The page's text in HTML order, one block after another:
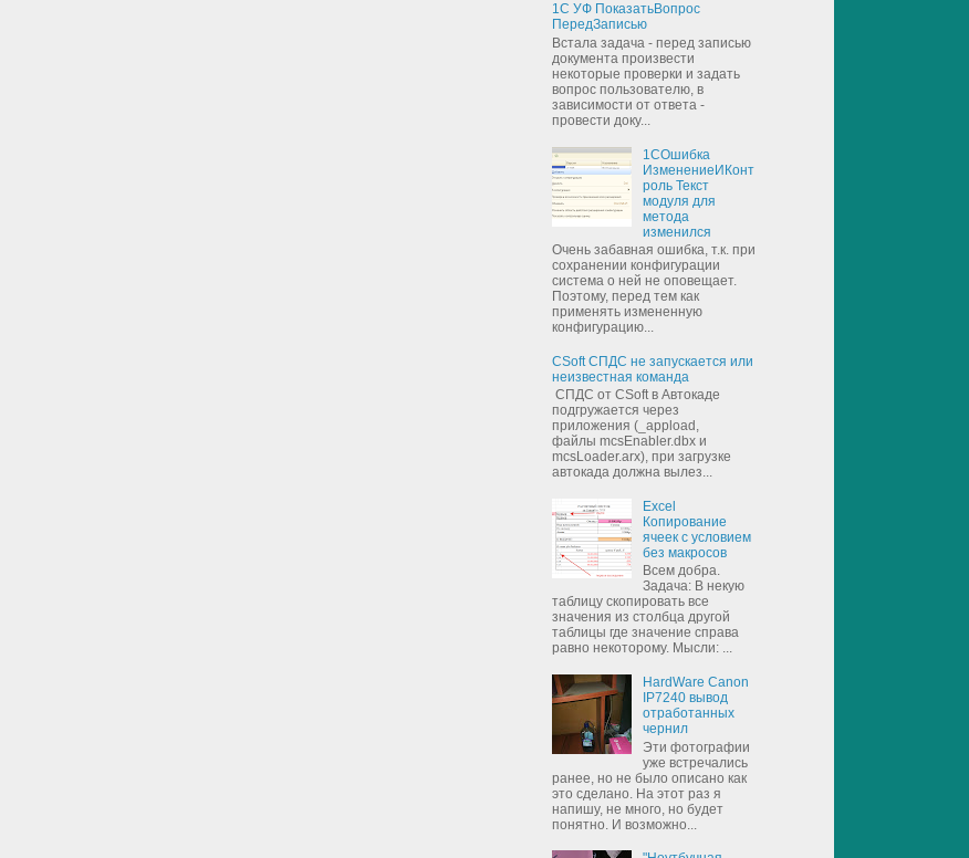
1С УФ ПоказатьВопрос
ПередЗаписью
Встала задача - перед записью
документа произвести
некоторые проверки и задать
вопрос пользователю, в
зависимости от ответа -
провести доку...
1СОшибка
ИзменениеИКонт
роль Текст
модуля для
метода
изменился
Очень забавная ошибка, т.к. при
сохранении конфигурации
система о ней не оповещает.
Поэтому, перед тем как
применять измененную
конфигурацию...
CSoft СПДС не запускается или
неизвестная команда
СПДС от CSoft в Автокаде
подгружается через
приложения (_appload,
файлы mcsEnabler.dbx и
mcsLoader.arx), при загрузке
автокада должна вылез...
Excel
Копирование
ячеек с условием
без макросов
Всем добра.
Задача: В некую
таблицу скопировать все
значения из столбца другой
таблицы где значение справа
равно некоторому. Мысли: ...
HardWare Canon
IP7240 вывод
отработанных
чернил
Эти фотографии
уже встречались
ранее, но не было описано как
это сделано. На этот раз я
напишу, не много, но будет
понятно. И возможно...